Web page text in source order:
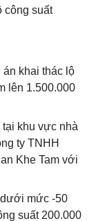
công suất
khai thác lộ
lên 1.500.000
khu vực nhà
ty TNHH
Khe Tam với
mức -50
suất 200.000